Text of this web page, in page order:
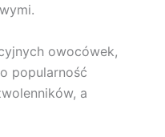
owocówek,
popularność
a